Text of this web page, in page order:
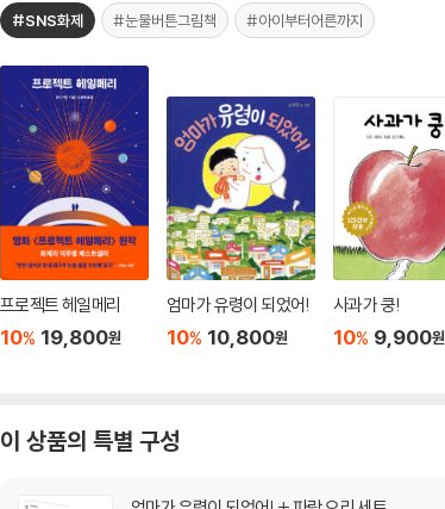
#SNS화제 #눈물버튼그림책 #아이부터어른까지
프로젝트 헤일메리
10% 19,800원
엄마가 유령이 되었어!
10% 10,800원
사과가 쿵!
10% 9,900원
이 상품의 특별 구성